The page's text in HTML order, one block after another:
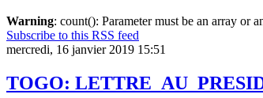
Warning: count(): Parameter must be an array or
Subscribe to this RSS feed
mercredi, 16 janvier 2019 15:51
TOGO: LETTRE AU